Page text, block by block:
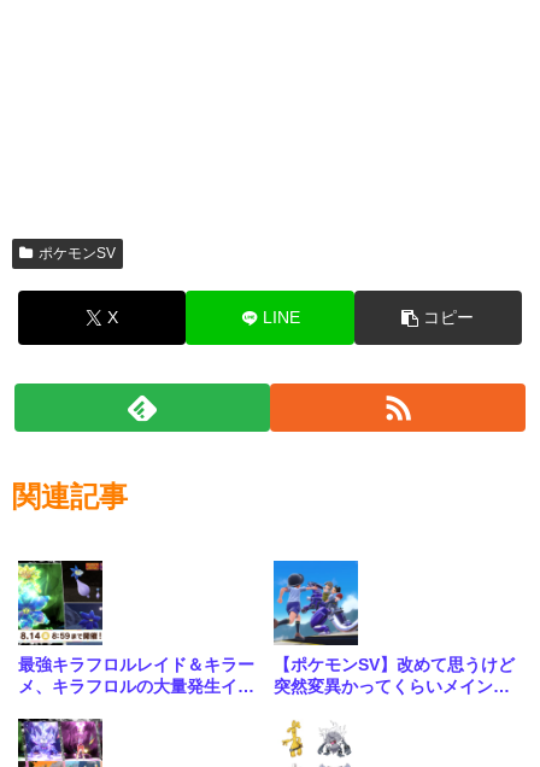
ポケモンSV
X LINE コピー
関連記事
最強キラフロルレイド＆キラー
メ、キラフロルの大量発生イベ
【ポケモンSV】改めて思うけど
突然変異かってくらいメインス